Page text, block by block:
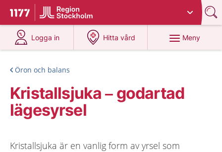
Till startsidan för 1177
Du har valt region
Logga in
på 1177.se
Hitta vård
på 1177.se
Meny
Öron och balans
Kristallsjuka – godartad
lägesyrsel
Kristallsjuka är en vanlig form av yrsel som